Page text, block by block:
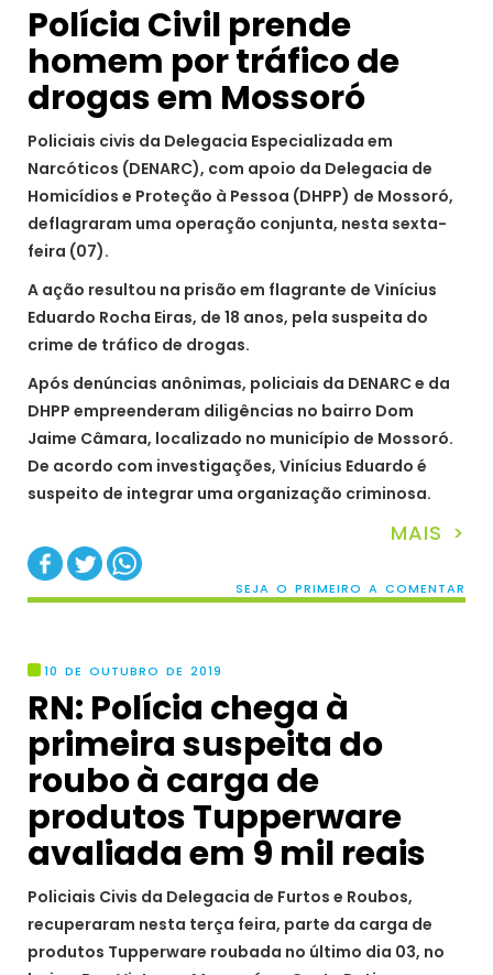
Polícia Civil prende
homem por tráfico de
drogas em Mossoró
Policiais civis da Delegacia Especializada em
Narcóticos (DENARC), com apoio da Delegacia de
Homicídios e Proteção à Pessoa (DHPP) de Mossoró,
deflagraram uma operação conjunta, nesta sexta-
feira (07).
A ação resultou na prisão em flagrante de Vinícius
Eduardo Rocha Eiras, de 18 anos, pela suspeita do
crime de tráfico de drogas.
Após denúncias anônimas, policiais da DENARC e da
DHPP empreenderam diligências no bairro Dom
Jaime Câmara, localizado no município de Mossoró.
De acordo com investigações, Vinícius Eduardo é
suspeito de integrar uma organização criminosa.
MAIS >
SEJA O PRIMEIRO A COMENTAR
10 DE OUTUBRO DE 2019
RN: Polícia chega à
primeira suspeita do
roubo à carga de
produtos Tupperware
avaliada em 9 mil reais
Policiais Civis da Delegacia de Furtos e Roubos,
recuperaram nesta terça feira, parte da carga de
produtos Tupperware roubada no último dia 03, no